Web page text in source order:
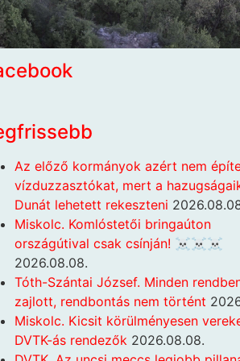
Az előző kormányok azért nem
vízduzzasztókat, mert a
Dunát lehetett rekeszteni
Miskolc. Komlóstetői bringaúton
országútival csak csínján! ☠️☠️☠️
2026.08.08.
Tóth-Szántai József. Minden
zajlott, rendbontás nem történt
Miskolc. Kicsit körülményesen
DVTK-ás rendezők 2026.08.08.